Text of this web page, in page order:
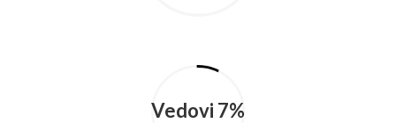
Vedovi 7%